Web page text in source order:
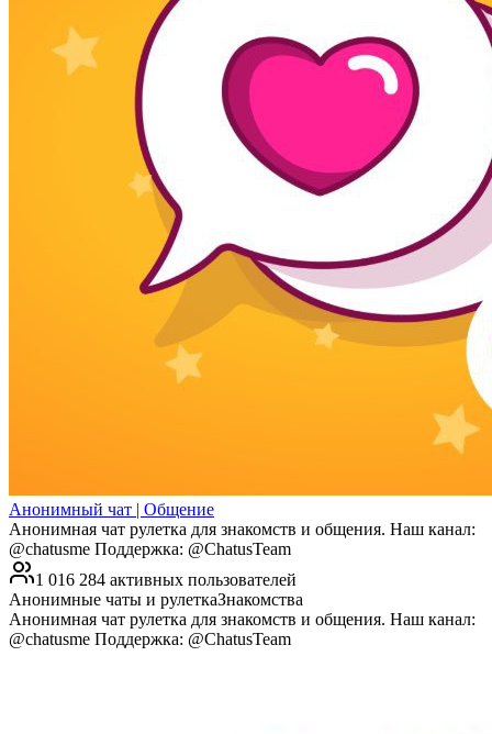
Анонимный чат | Общение
Анонимная чат рулетка для знакомств и общения. Наш канал:
@chatusme Поддержка: @ChatusTeam
1 016 284 активных пользователей
Анонимные чаты и рулеткаЗнакомства
Анонимная чат рулетка для знакомств и общения. Наш канал:
@chatusme Поддержка: @ChatusTeam